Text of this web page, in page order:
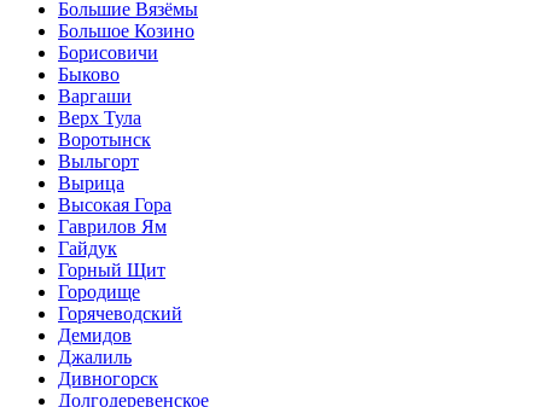
Большие Вязёмы
Большое Козино
Борисовичи
Быково
Варгаши
Верх Тула
Воротынск
Выльгорт
Вырица
Высокая Гора
Гаврилов Ям
Гайдук
Горный Щит
Городище
Горячеводский
Демидов
Джалиль
Дивногорск
Долгодеревенское